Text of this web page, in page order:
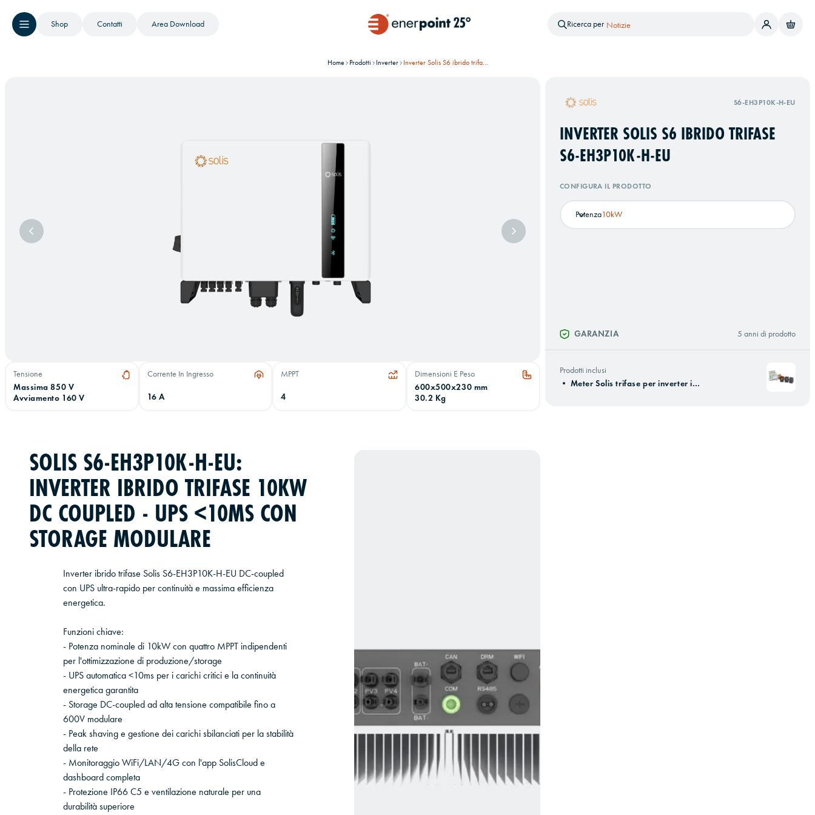
Shop Contatti Area Download Ricerca per Brand
Home Prodotti Inverter Inverter Solis S6 ibrido trifase S6-EH3P10K-H-EU
Immagine precedente Immagine successiva
Tensione
Massima 850 V
Avviamento 160 V
Corrente In Ingresso
16 A
MPPT
4
Dimensioni E Peso
600x500x230 mm
30.2 Kg
S6-EH3P10K-H-EU
INVERTER SOLIS S6 IBRIDO TRIFASE
S6-EH3P10K-H-EU
CONFIGURA IL PRODOTTO
Potenza10kW
GARANZIA 5 anni di prodotto
Prodotti inclusi
• Meter Solis trifase per inverter ibridi
SOLIS S6-EH3P10K-H-EU:
INVERTER IBRIDO TRIFASE 10KW
DC COUPLED - UPS <10MS CON
STORAGE MODULARE
Inverter ibrido trifase Solis S6-EH3P10K-H-EU DC-coupled
con UPS ultra-rapido per continuità e massima efficienza
energetica.
Funzioni chiave:
- Potenza nominale di 10kW con quattro MPPT indipendenti
per l'ottimizzazione di produzione/storage
- UPS automatica <10ms per i carichi critici e la continuità
energetica garantita
- Storage DC-coupled ad alta tensione compatibile fino a
600V modulare
- Peak shaving e gestione dei carichi sbilanciati per la stabilità
della rete
- Monitoraggio WiFi/LAN/4G con l'app SolisCloud e
dashboard completa
- Protezione IP66 C5 e ventilazione naturale per una
durabilità superiore